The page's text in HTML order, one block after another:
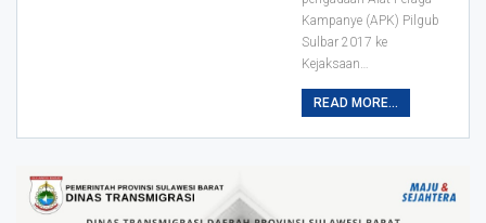
Kampanye (APK) Pilgub
Sulbar 2017 ke
Kejaksaan…
READ MORE...